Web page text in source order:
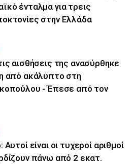
ένταλμα για τρεις
στην Ελλάδα
αισθήσεις της ανασύρθηκε
από ακάλυπτο στη
- Έπεσε από τον
είναι οι τυχεροί αριθμοί
πάνω από 2 εκατ.